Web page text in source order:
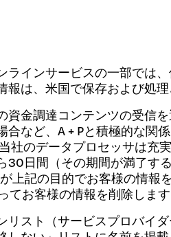
インサービスの一部では
は、米国で保存および処理
金調達コンテンツの受信
など、A + Pと積極的な関
社のデータプロセッサは充
日間（その期間が満了す
上記の目的でお客様の情報
お客様の情報を削除します
スト（サービスプロバイ